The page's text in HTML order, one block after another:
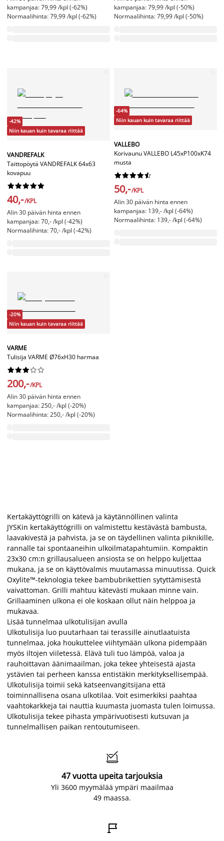
kampanjaa: 79,99 /kpl (-62%)
Normaalihinta: 79,99 /kpl (-62%)
kampanjaa: 79,99 /kpl (-50%)
Normaalihinta: 79,99 /kpl (-50%)
-42%
Niin kauan kuin tavaraa riittää
VANDREFALK
Taittopöytä VANDREFALK 64x63
kovapuu






40,-/KPL
Alin 30 päivän hinta ennen
kampanjaa: 70,- /kpl (-42%)
Normaalihinta: 70,- /kpl (-42%)
-64%
Niin kauan kuin tavaraa riittää
VALLEBO
Korivaunu VALLEBO L45xP100xK74
musta






50,-/KPL
Alin 30 päivän hinta ennen
kampanjaa: 139,- /kpl (-64%)
Normaalihinta: 139,- /kpl (-64%)
-20%
Niin kauan kuin tavaraa riittää
VARME
Tulisija VARME Ø76xH30 harmaa






200,-/KPL
Alin 30 päivän hinta ennen
kampanjaa: 250,- /kpl (-20%)
Normaalihinta: 250,- /kpl (-20%)
Kertakäyttögrilli on kätevä ja käytännöllinen valinta
JYSKin kertakäyttögrilli on valmistettu kestävästä bambusta,
laavakivestä ja pahvista, ja se on täydellinen valinta piknikille,
rannalle tai spontaaneihin ulkoilmatapahtumiin. Kompaktin
23x30 cm:n grillausalueen ansiosta se on helppo kuljettaa
mukana, ja se on käyttövalmis muutamassa minuutissa. Quick
Oxylite™-teknologia tekee bambubrikettien sytyttämisestä
vaivattoman. Grilli mahtuu kätevästi mukaan minne vain.
Grillaaminen ulkona ei ole koskaan ollut näin helppoa ja
mukavaa.
Lisää tunnelmaa ulkotulisijan avulla
Ulkotulisija luo puutarhaan tai terassille ainutlaatuista
tunnelmaa, joka houkuttelee viihtymään ulkona pidempään
myös iltojen viiletessä. Elävä tuli tuo lämpöä, valoa ja
rauhoittavan äänimaailman, joka tekee yhteisestä ajasta
ystävien tai perheen kanssa entistäkin merkityksellisempää.
Ulkotulisija toimii sekä katseenvangitsijana että
toiminnallisena osana ulkotilaa. Voit esimerkiksi paahtaa
vaahtokarkkeja tai nauttia kuumasta juomasta tulen loimussa.
Ulkotulisija tekee pihasta ympärivuotisesti kutsuvan ja
tunnelmallisen paikan rentoutumiseen.

47 vuotta upeita tarjouksia
Yli 3600 myymälää ympäri maailmaa
49 maassa.
